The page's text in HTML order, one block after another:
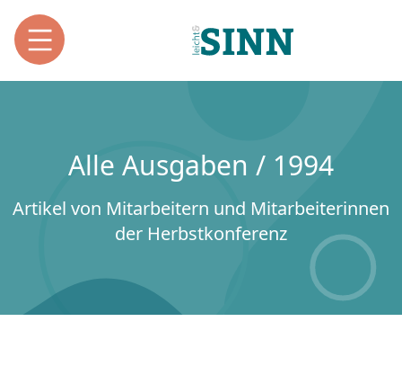
Alle Ausgaben / 1994
Artikel von Mitarbeitern und Mitarbeiterinnen
der Herbstkonferenz